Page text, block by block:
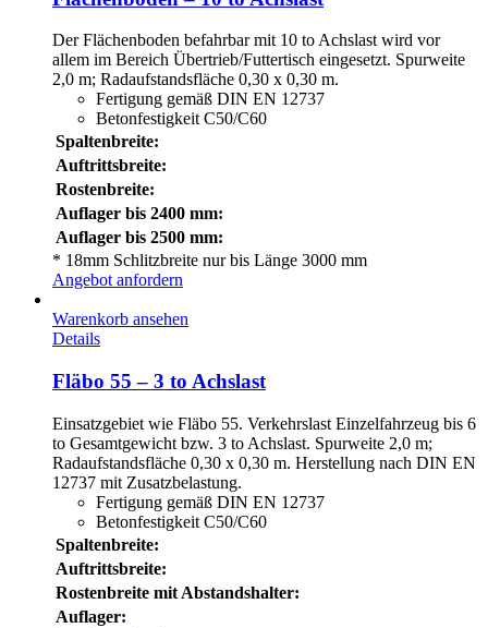
Der Flächenboden befahrbar mit 10 to Achslast wird vor
allem im Bereich Übertrieb/Futtertisch eingesetzt. Spurweite
2,0 m; Radaufstandsfläche 0,30 x 0,30 m.
Fertigung gemäß DIN EN 12737
Betonfestigkeit C50/C60
Spaltenbreite:
Auftrittsbreite:
Rostenbreite:
Auflager bis 2400 mm:
Auflager bis 2500 mm:
* 18mm Schlitzbreite nur bis Länge 3000 mm
Angebot anfordern
Warenkorb ansehen
Details
Fläbo 55 – 3 to Achslast
Einsatzgebiet wie Fläbo 55. Verkehrslast Einzelfahrzeug bis 6
to Gesamtgewicht bzw. 3 to Achslast. Spurweite 2,0 m;
Radaufstandsfläche 0,30 x 0,30 m. Herstellung nach DIN EN
12737 mit Zusatzbelastung.
Fertigung gemäß DIN EN 12737
Betonfestigkeit C50/C60
Spaltenbreite:
Auftrittsbreite:
Rostenbreite mit Abstandshalter:
Auflager: